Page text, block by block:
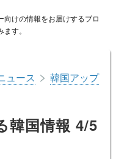
向けの情報をお届けするブロ
す。
ュース > 韓国アップ
韓国情報 4/5